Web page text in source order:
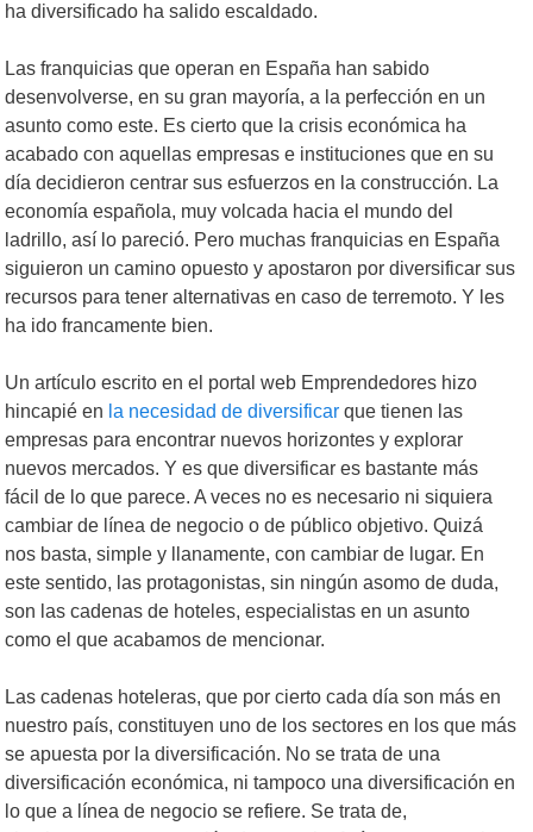
ha diversificado ha salido escaldado.
Las franquicias que operan en España han sabido
desenvolverse, en su gran mayoría, a la perfección en un
asunto como este. Es cierto que la crisis económica ha
acabado con aquellas empresas e instituciones que en su
día decidieron centrar sus esfuerzos en la construcción. La
economía española, muy volcada hacia el mundo del
ladrillo, así lo pareció. Pero muchas franquicias en España
siguieron un camino opuesto y apostaron por diversificar sus
recursos para tener alternativas en caso de terremoto. Y les
ha ido francamente bien.
Un artículo escrito en el portal web Emprendedores hizo
hincapié en la necesidad de diversificar que tienen las
empresas para encontrar nuevos horizontes y explorar
nuevos mercados. Y es que diversificar es bastante más
fácil de lo que parece. A veces no es necesario ni siquiera
cambiar de línea de negocio o de público objetivo. Quizá
nos basta, simple y llanamente, con cambiar de lugar. En
este sentido, las protagonistas, sin ningún asomo de duda,
son las cadenas de hoteles, especialistas en un asunto
como el que acabamos de mencionar.
Las cadenas hoteleras, que por cierto cada día son más en
nuestro país, constituyen uno de los sectores en los que más
se apuesta por la diversificación. No se trata de una
diversificación económica, ni tampoco una diversificación en
lo que a línea de negocio se refiere. Se trata de,